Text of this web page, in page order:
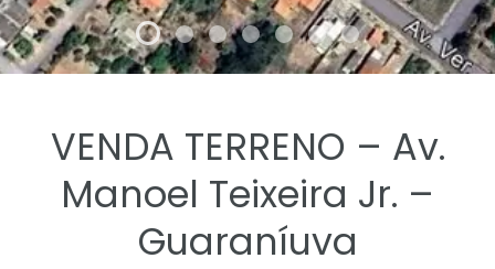
VENDA TERRENO – Av.
Manoel Teixeira Jr. –
Guaraníuva